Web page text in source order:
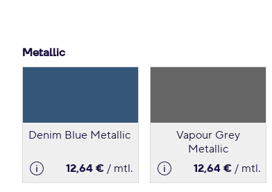
Metallic
Denim Blue Metallic
12,64 € / mtl.
Vapour Grey
Metallic
12,64 € / mtl.